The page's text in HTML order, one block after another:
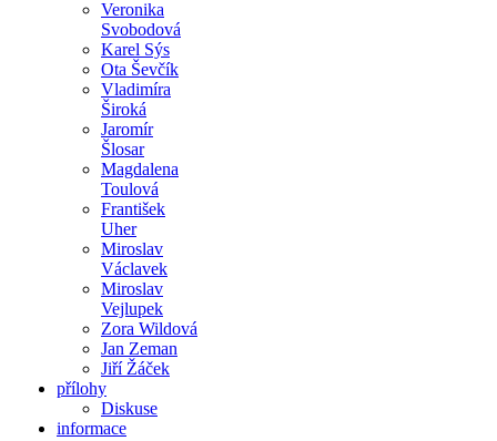
Veronika
Svobodová
Karel Sýs
Ota Ševčík
Vladimíra
Široká
Jaromír
Šlosar
Magdalena
Toulová
František
Uher
Miroslav
Václavek
Miroslav
Vejlupek
Zora Wildová
Jan Zeman
Jiří Žáček
přílohy
Diskuse
informace